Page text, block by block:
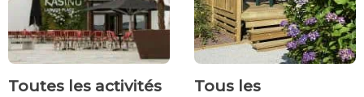
Toutes les activités
Tous les